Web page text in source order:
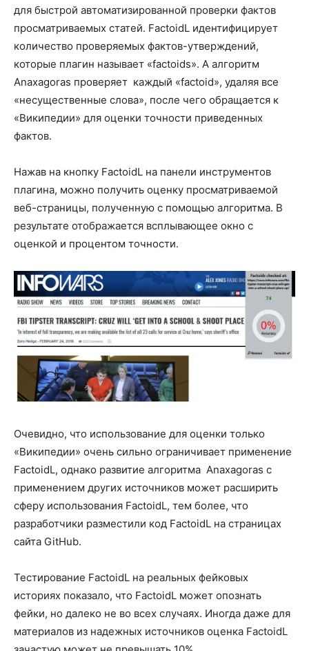
для быстрой автоматизированной проверки фактов
просматриваемых статей. FactoidL идентифицирует
количество проверяемых фактов-утверждений,
которые плагин называет «factoids». А алгоритм
Anaxagoras проверяет каждый «factoid», удаляя все
«несущественные слова», после чего обращается к
«Википедии» для оценки точности приведенных
фактов.
Нажав на кнопку FactoidL на панели инструментов
плагина, можно получить оценку просматриваемой
веб-страницы, полученную с помощью алгоритма. В
результате отображается всплывающее окно с
оценкой и процентом точности.
Очевидно, что использование для оценки только
«Википедии» очень сильно ограничивает применение
FactoidL, однако развитие алгоритма Anaxagoras с
применением других источников может расширить
сферу использования FactoidL, тем более, что
разработчики разместили код FactoidL на страницах
сайта GitHub.
Тестирование FactoidL на реальных фейковых
историях показало, что FactoidL может опознать
фейки, но далеко не во всех случаях. Иногда даже для
материалов из надежных источников оценка FactoidL